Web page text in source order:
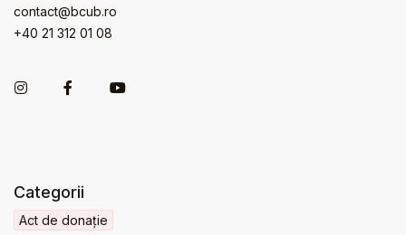
contact@bcub.ro
+40 21 312 01 08
Categorii
Act de donație